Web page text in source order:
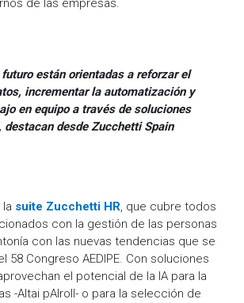
de las empresas.
están orientadas a reforzar el
incrementar la automatización y
en equipo a través de soluciones
destacan desde Zucchetti Spain
suite Zucchetti HR, que cubre todos
con la gestión de las personas
con las nuevas tendencias que se
58 Congreso AEDIPE. Con soluciones
el potencial de la IA para la
-Altai pAIroll- o para la selección de